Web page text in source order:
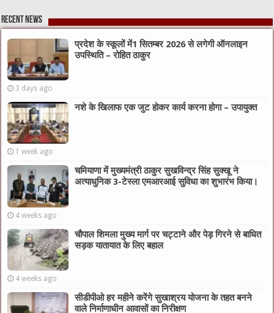
Recent News
प्रदेश के स्कूलों में1 सितम्बर 2026 से लगेगी ऑनलाइन
उपस्थिति – रोहित ठाकुर
3 days ago
नशे के खिलाफ एक जुट होकर कार्य करना होगा – उपायुक्त
1 week ago
चमियाणा में मुख्यमंत्री ठाकुर सुखविन्द्र सिंह सुक्खू ने
अत्याधुनिक 3-टेस्ला एमआरआई सुविधा का शुभारंभ किया।
4 weeks ago
चौपाल शिमला मुख्य मार्ग पर चट्टाने और पेड़ गिरने से बाधित
सड़क यातायात के लिए बहाल
4 weeks ago
सीडीपीओ हर महीने करेंगे सुखाश्रय योजना के तहत बनने
वाले निर्माणाधीन आवासों का निरीक्षण